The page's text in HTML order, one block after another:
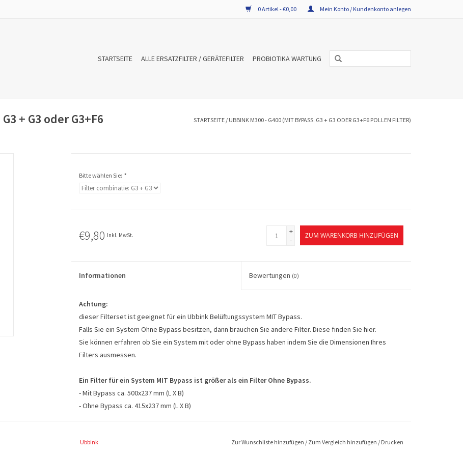
0 Artikel - €0,00 Mein Konto / Kundenkonto anlegen
STARTSEITE ALLE ERSATZFILTER / GERÄTEFILTER PROBIOTIKA WARTUNG
+ G3 oder G3+F6
STARTSEITE / UBBINK M300 - G400 (MIT BYPASS. G3 + G3 ODER G3+F6 POLLEN FILTER)
Bitte wählen Sie: *
€9,80 Inkl. MwSt.
+
-
ZUM WARENKORB HINZUFÜGEN
Informationen Bewertungen (0)
Achtung:
dieser Filterset ist geeignet für ein Ubbink Belüftungssystem MIT Bypass.
Falls Sie ein System Ohne Bypass besitzen, dann brauchen Sie andere Filter. Diese finden Sie hier.
Sie können erfahren ob Sie ein System mit oder ohne Bypass haben indem Sie die Dimensionen Ihres
Filters ausmessen.
Ein Filter für ein System MIT Bypass ist größer als ein Filter Ohne Bypass.
- Mit Bypass ca. 500x237 mm (L X B)
- Ohne Bypass ca. 415x237 mm (L X B)
Inklusive MwSt.
Ubbink Zur Wunschliste hinzufügen / Zum Vergleich hinzufügen / Drucken